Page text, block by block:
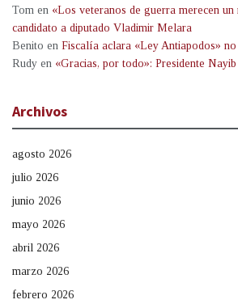
Tom en «Los veteranos de guerra merecen
candidato a diputado Vladimir Melara
Benito en Fiscalía aclara «Ley Antiapodos» no
Rudy en «Gracias, por todo»: Presidente
Archivos
agosto 2026
julio 2026
junio 2026
mayo 2026
abril 2026
marzo 2026
febrero 2026